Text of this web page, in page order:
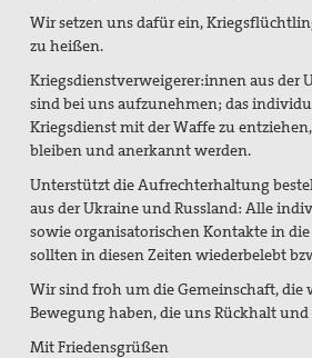
Wir setzen uns dafür ein,
zu heißen.
Kriegsdienstverweigerer:innen aus der
sind bei uns aufzunehmen; das
Kriegsdienst mit der Waffe zu
bleiben und anerkannt werden.
Unterstützt die Aufrechterhaltung
aus der Ukraine und Russland: Alle
sowie organisatorischen Kontakte in
sollten in diesen Zeiten wiederbelebt
Wir sind froh um die Gemeinschaft, die
Bewegung haben, die uns Rückhalt
Mit Friedensgrüßen